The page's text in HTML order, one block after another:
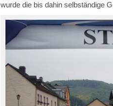
wurde die bis dahin selbständige